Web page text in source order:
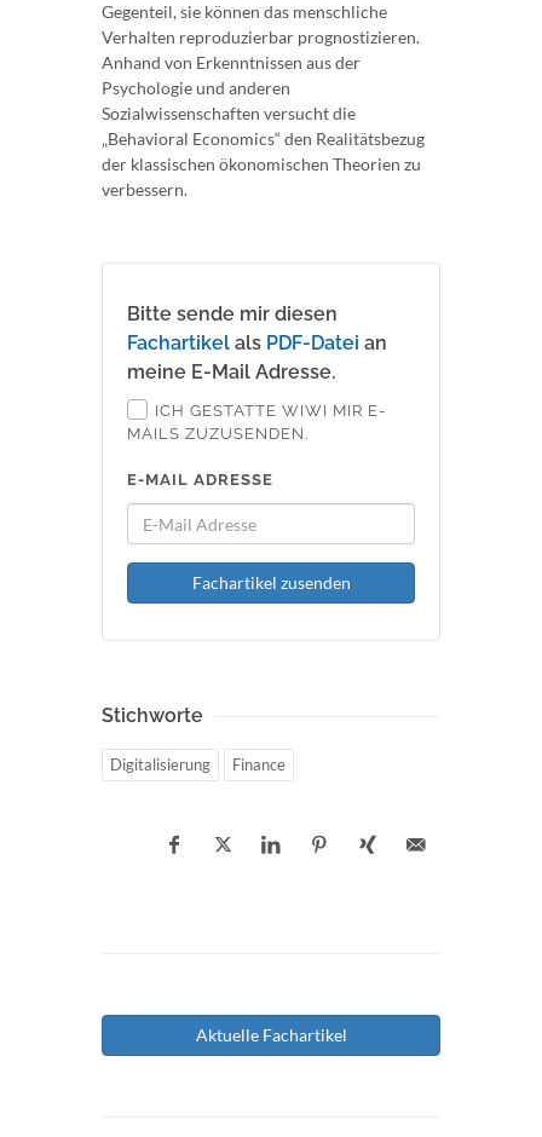
Gegenteil, sie können das menschliche
Verhalten reproduzierbar prognostizieren.
Anhand von Erkenntnissen aus der
Psychologie und anderen
Sozialwissenschaften versucht die
„Behavioral Economics“ den Realitätsbezug
der klassischen ökonomischen Theorien zu
verbessern.
Bitte sende mir diesen
Fachartikel als PDF-Datei an
meine E-Mail Adresse.
ICH GESTATTE WIWI MIR E-
MAILS ZUZUSENDEN.
E-MAIL ADRESSE
Fachartikel zusenden
Stichworte
Digitalisierung Finance
Aktuelle Fachartikel